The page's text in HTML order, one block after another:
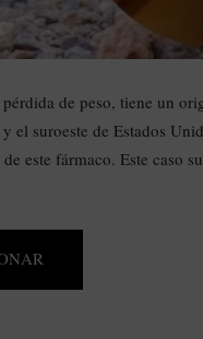
de peso, tiene un
el suroeste de Estados
este fármaco. Este caso